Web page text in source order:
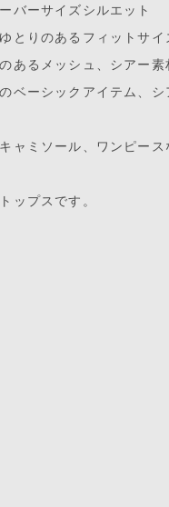
バーサイズシルエット
とりのあるフィットサイ
あるメッシュ、シアー素
ベーシックアイテム、シ
ャミソール、ワンピー
ップスです。